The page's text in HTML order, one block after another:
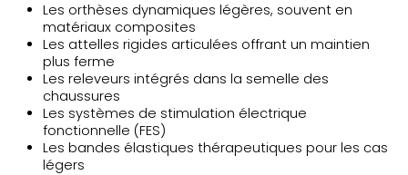
Les orthèses dynamiques légères, souvent en
matériaux composites
Les attelles rigides articulées offrant un maintien
plus ferme
Les releveurs intégrés dans la semelle des
chaussures
Les systèmes de stimulation électrique
fonctionnelle (FES)
Les bandes élastiques thérapeutiques pour les cas
légers